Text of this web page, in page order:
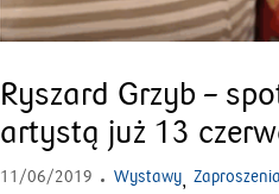
Ryszard Grzyb –
artystą już 13
11/06/2019 Wystawy, Zaproszenia